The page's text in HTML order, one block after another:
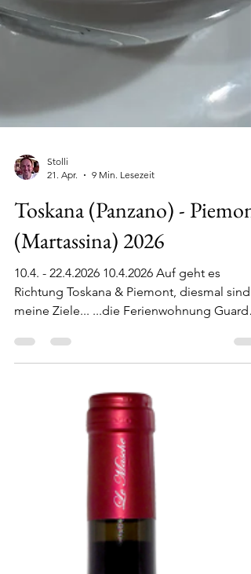
Stolli
9 Min. Lesezeit
Toskana (Panzano) - Piemont
(Martassina) 2026
10.4. - 22.4.2026 10.4.2026 Auf geht es
Richtung Toskana & Piemont, diesmal sind
meine Ziele... ...die Ferienwohnung Guardo
schaue auf den Chianti (bezieht sich auf die
Weingegend und den Wein - gefällt mir
schon mal), mitten in Panzano, Veronica,
mein Superhost kann leider nicht
vorbeikommen, sie hinterläßt den Schlüssel
in der Box an der Tür… ...sowie die
Baita Panoramica Indipendente in
Martassina, Gemeinde